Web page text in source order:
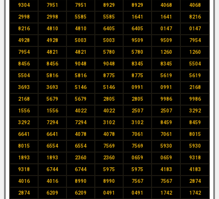
9304 7951 7951 8929 8929 4068 4068
2998 2998 5585 5585 1641 1641 8216
8216 4810 4810 6405 6405 0147 0147
4928 4928 5003 5003 9509 9509 7954
7954 4821 4821 5780 5780 1260 1260
8456 8456 9048 9048 8345 8345 5504
5504 5816 5816 8775 8775 5619 5619
3693 3693 5146 5146 0991 0991 2168
2168 5679 5679 2805 2805 9986 9986
1556 1556 4022 4022 2507 2507 3292
3292 7294 7294 3102 3102 8459 8459
6641 6641 4078 4078 7061 7061 8015
8015 6554 6554 7569 7569 5930 5930
1893 1893 2360 2360 0659 0659 9318
9318 6744 6744 5975 5975 4183 4183
4016 4016 8990 8990 7567 7567 2874
2874 6209 6209 0491 0491 1742 1742